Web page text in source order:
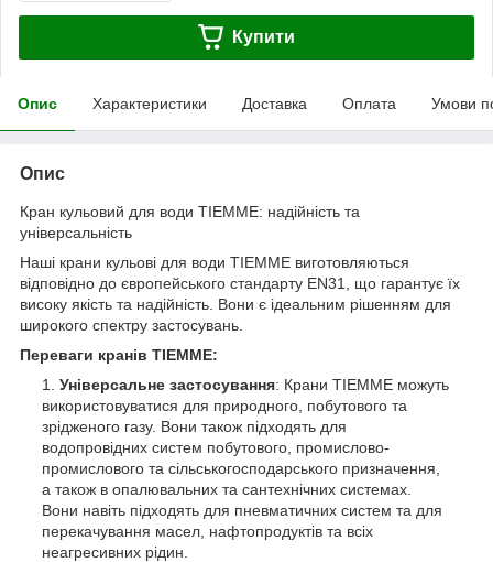
Купити
Опис Характеристики Доставка Оплата Умови
Опис
Кран кульовий для води TIEMME: надійність та
універсальність
Наші крани кульові для води TIEMME виготовляються
відповідно до європейського стандарту EN31, що гарантує їх
високу якість та надійність. Вони є ідеальним рішенням для
широкого спектру застосувань.
Переваги кранів TIEMME:
Універсальне застосування: Крани TIEMME можуть
використовуватися для природного, побутового та
зрідженого газу. Вони також підходять для
водопровідних систем побутового, промислово-
промислового та сільськогосподарського призначення,
а також в опалювальних та сантехнічних системах.
Вони навіть підходять для пневматичних систем та для
перекачування масел, нафтопродуктів та всіх
неагресивних рідин.